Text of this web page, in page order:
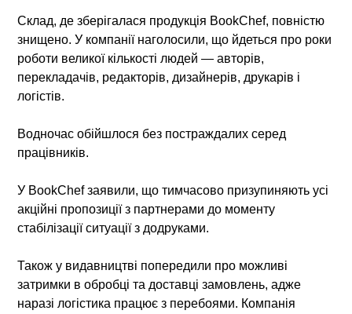
Склад, де зберігалася продукція BookChef, повністю
знищено. У компанії наголосили, що йдеться про роки
роботи великої кількості людей — авторів,
перекладачів, редакторів, дизайнерів, друкарів і
логістів.
Водночас обійшлося без постраждалих серед
працівників.
У BookChef заявили, що тимчасово призупиняють усі
акційні пропозиції з партнерами до моменту
стабілізації ситуації з додруками.
Також у видавництві попередили про можливі
затримки в обробці та доставці замовлень, адже
наразі логістика працює з перебоями. Компанія